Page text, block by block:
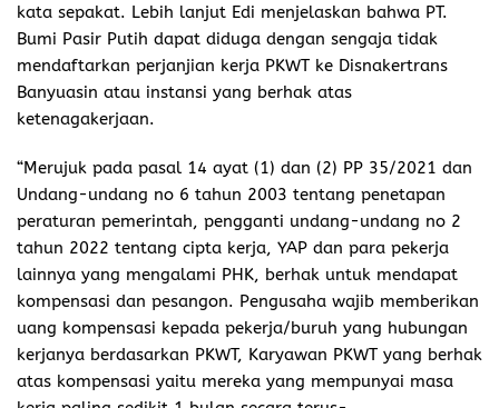
kata sepakat. Lebih lanjut Edi menjelaskan bahwa PT.
Bumi Pasir Putih dapat diduga dengan sengaja tidak
mendaftarkan perjanjian kerja PKWT ke Disnakertrans
Banyuasin atau instansi yang berhak atas
ketenagakerjaan.
“Merujuk pada pasal 14 ayat (1) dan (2) PP 35/2021 dan
Undang-undang no 6 tahun 2003 tentang penetapan
peraturan pemerintah, pengganti undang-undang no 2
tahun 2022 tentang cipta kerja, YAP dan para pekerja
lainnya yang mengalami PHK, berhak untuk mendapat
kompensasi dan pesangon. Pengusaha wajib memberikan
uang kompensasi kepada pekerja/buruh yang hubungan
kerjanya berdasarkan PKWT, Karyawan PKWT yang berhak
atas kompensasi yaitu mereka yang mempunyai masa